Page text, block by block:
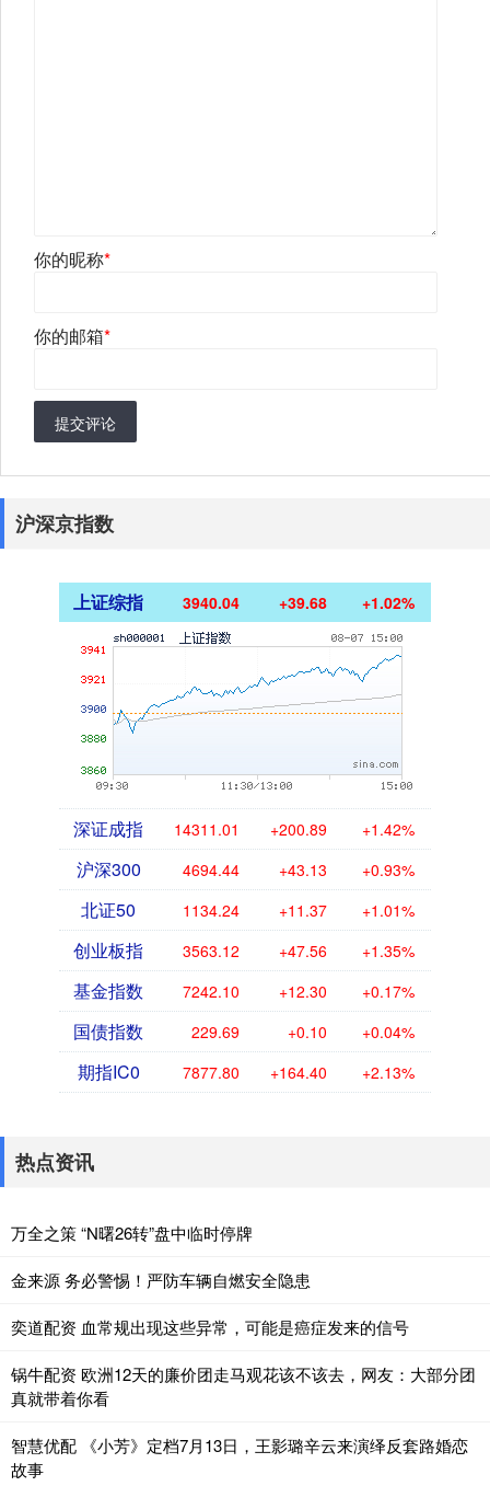
你的昵称*
你的邮箱*
提交评论
沪深京指数
上证综指 3940.04 +39.68 +1.02%
深证成指 14311.01 +200.89 +1.42%
沪深300 4694.44 +43.13 +0.93%
北证50 1134.24 +11.37 +1.01%
创业板指 3563.12 +47.56 +1.35%
基金指数 7242.10 +12.30 +0.17%
国债指数 229.69 +0.10 +0.04%
期指IC0 7877.80 +164.40 +2.13%
热点资讯
万全之策 “N曙26转”盘中临时停牌
金来源 务必警惕！严防车辆自燃安全隐患
奕道配资 血常规出现这些异常，可能是癌症发来的信号
锅牛配资 欧洲12天的廉价团走马观花该不该去，网友：大部分团
真就带着你看
智慧优配 《小芳》定档7月13日，王影璐辛云来演绎反套路婚恋
故事